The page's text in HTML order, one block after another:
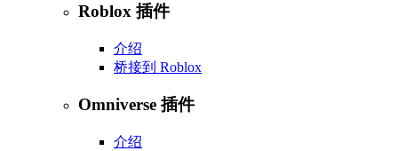
Roblox 插件
介绍
桥接到 Roblox
Omniverse 插件
介绍